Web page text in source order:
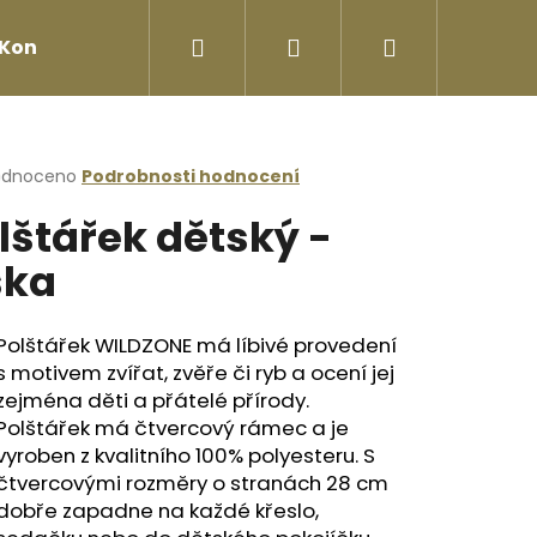
Kontakty Přihlášení
Podrobnosti hodnocení
dětský -
WILDZONE má líbivé provedení
motivem zvířat, zvěře či ryb a ocení jej
děti a přátelé přírody.
má čtvercový rámec a je
z kvalitního 100% polyesteru. S
rozměry o stranách 28 cm
zapadne na každé křeslo,
Následující